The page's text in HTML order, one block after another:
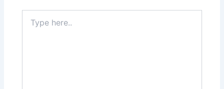
here..